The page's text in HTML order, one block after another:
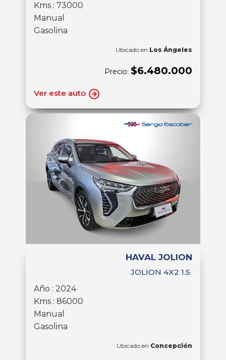
Kms : 73000
Manual
Gasolina
Ubicado en Los Ángeles
Precio: $6.480.000
Ver este auto
HAVAL JOLION
JOLION 4X2 1.5
Año : 2024
Kms : 86000
Manual
Gasolina
Ubicado en Concepción